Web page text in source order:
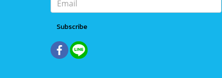
Subscribe